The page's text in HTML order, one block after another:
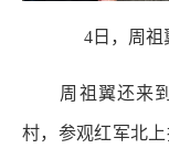
4日，周祖
周祖翼还来到
村，参观红军北